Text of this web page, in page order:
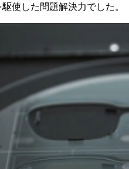
使した問題解決力でした。